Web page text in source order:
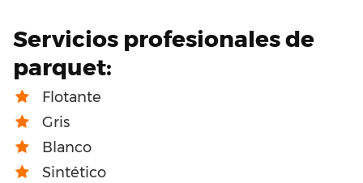
Servicios profesionales de
parquet:
Flotante
Gris
Blanco
Sintético